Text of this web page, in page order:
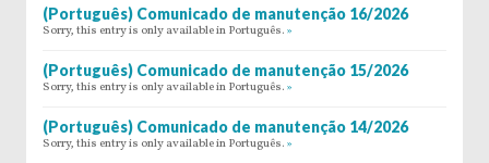
(Português) Comunicado de manutenção 16/2026
Sorry, this entry is only available in Português. »
(Português) Comunicado de manutenção 15/2026
Sorry, this entry is only available in Português. »
(Português) Comunicado de manutenção 14/2026
Sorry, this entry is only available in Português. »